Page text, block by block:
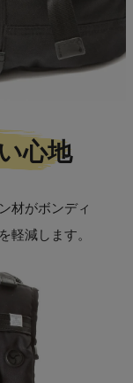
心地
材がボンディ
軽減します。